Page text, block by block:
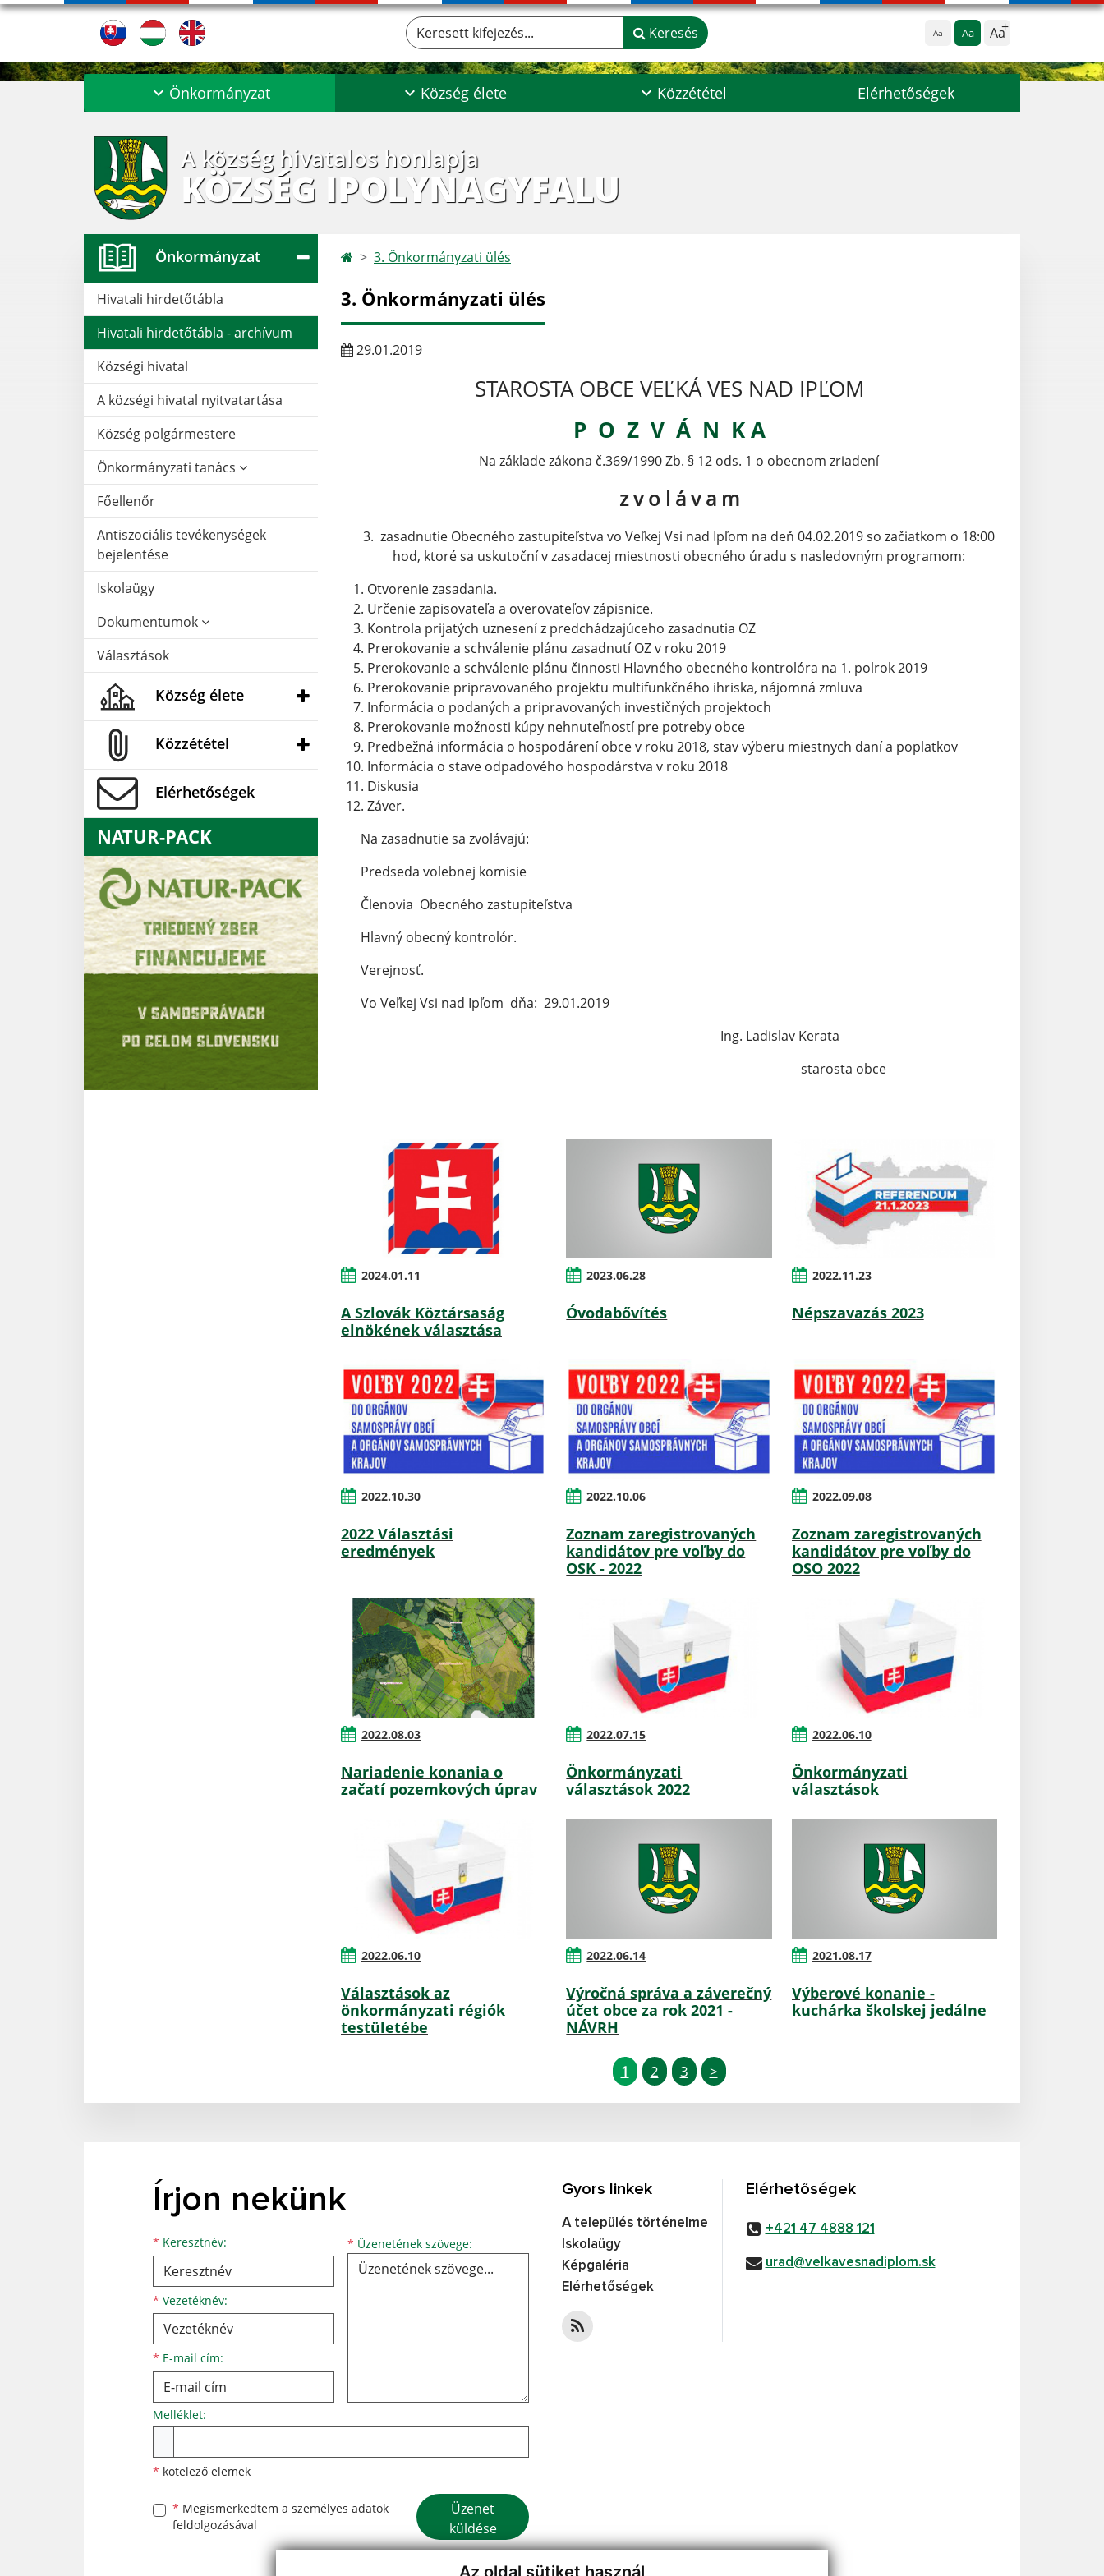
Az oldal sütiket használ
Aa Aa Aa
Keresett kifejezés... Keresés
Önkormányzat Község élete Közzététel Elérhetőségek
A község hivatalos honlapja
KÖZSÉG IPOLYNAGYFALU
Önkormányzat
Hivatali hirdetőtábla
Hivatali hirdetőtábla - archívum
Községi hivatal
A községi hivatal nyitvatartása
Község polgármestere
Önkormányzati tanács
Főellenőr
Antiszociális tevékenységek
bejelentése
Iskolaügy
Dokumentumok
Választások
Község élete
Közzététel
Elérhetőségek
NATUR-PACK
3. Önkormányzati ülés
3. Önkormányzati ülés
29.01.2019
STAROSTA OBCE VEĽKÁ VES NAD IPĽOM
P O Z V Á N K A
Na základe zákona č.369/1990 Zb. § 12 ods. 1 o obecnom zriadení
z v o l á v a m
3. zasadnutie Obecného zastupiteľstva vo Veľkej Vsi nad Ipľom na deň 04.02.2019 so začiatkom o 18:00
hod, ktoré sa uskutoční v zasadacej miestnosti obecného úradu s nasledovným programom:
Otvorenie zasadania.
Určenie zapisovateľa a overovateľov zápisnice.
Kontrola prijatých uznesení z predchádzajúceho zasadnutia OZ
Prerokovanie a schválenie plánu zasadnutí OZ v roku 2019
Prerokovanie a schválenie plánu činnosti Hlavného obecného kontrolóra na 1. polrok 2019
Prerokovanie pripravovaného projektu multifunkčného ihriska, nájomná zmluva
Informácia o podaných a pripravovaných investičných projektoch
Prerokovanie možnosti kúpy nehnuteľností pre potreby obce
Predbežná informácia o hospodárení obce v roku 2018, stav výberu miestnych daní a poplatkov
Informácia o stave odpadového hospodárstva v roku 2018
Diskusia
Záver.
Na zasadnutie sa zvolávajú:
Predseda volebnej komisie
Členovia Obecného zastupiteľstva
Hlavný obecný kontrolór.
Verejnosť.
Vo Veľkej Vsi nad Ipľom dňa: 29.01.2019
Ing. Ladislav Kerata
starosta obce
2024.01.11
A Szlovák Köztársaság
elnökének választása
2023.06.28
Óvodabővítés
2022.11.23
Népszavazás 2023
2022.10.30
2022 Választási
eredmények
2022.10.06
Zoznam zaregistrovaných
kandidátov pre voľby do
OSK - 2022
2022.09.08
Zoznam zaregistrovaných
kandidátov pre voľby do
OSO 2022
2022.08.03
Nariadenie konania o
začatí pozemkových úprav
2022.07.15
Önkormányzati
választások 2022
2022.06.10
Önkormányzati
választások
2022.06.10
Választások az
önkormányzati régiók
testületébe
2022.06.14
Výročná správa a záverečný
účet obce za rok 2021 -
NÁVRH
2021.08.17
Výberové konanie -
kuchárka školskej jedálne
1 2 3 >
Írjon nekünk
* Keresztnév:
Keresztnév
* Vezetéknév:
Vezetéknév
* E-mail cím:
E-mail cím * Üzenetének szövege: Üzenetének szövege...
Melléklet:
* kötelező elemek
* Megismerkedtem a személyes adatok
feldolgozásával
Google reCaptcha Response
Üzenet
küldése
Gyors linkek
A település történelme
Iskolaügy
Képgaléria
Elérhetőségek
Elérhetőségek
+421 47 4888 121
urad@velkavesnadiplom.sk